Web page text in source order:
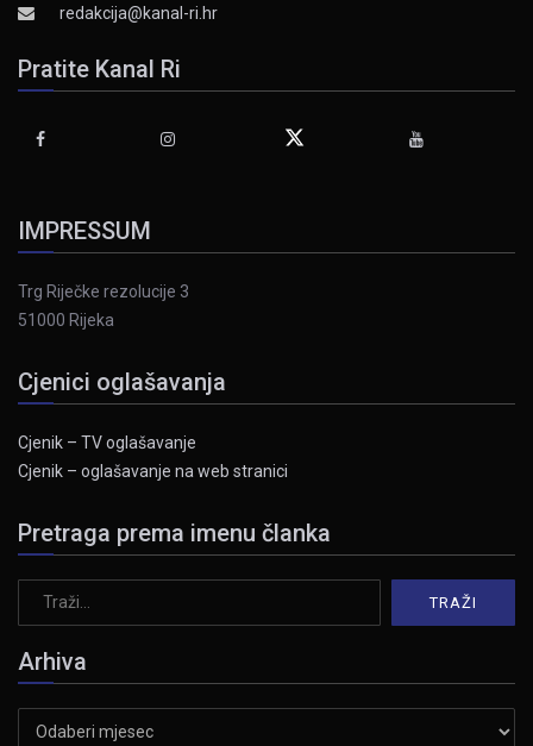
redakcija@kanal-ri.hr
Pratite Kanal Ri
IMPRESSUM
Trg Riječke rezolucije 3
51000 Rijeka
Cjenici oglašavanja
Cjenik – TV oglašavanje
Cjenik – oglašavanje na web stranici
Pretraga prema imenu članka
Arhiva